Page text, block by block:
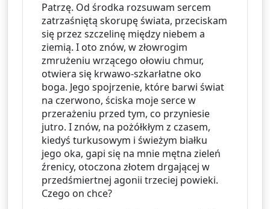
Patrzę. Od środka rozsuwam sercem
zatrzaśniętą skorupę świata, przeciskam
się przez szczelinę między niebem a
ziemią. I oto znów, w złowrogim
zmrużeniu wrzącego ołowiu chmur,
otwiera się krwawo-szkarłatne oko
boga. Jego spojrzenie, które barwi świat
na czerwono, ściska moje serce w
przerażeniu przed tym, co przyniesie
jutro. I znów, na pożółkłym z czasem,
kiedyś turkusowym i świeżym białku
jego oka, gapi się na mnie mętna zieleń
źrenicy, otoczona złotem drgającej w
przedśmiertnej agonii trzeciej powieki.
Czego on chce?